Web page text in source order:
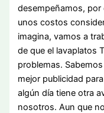
desempeñamos, por
unos costos
imagina, vamos a
de que el lavaplatos
problemas.
mejor publicidad
algún día tiene otra
nosotros. Aun que